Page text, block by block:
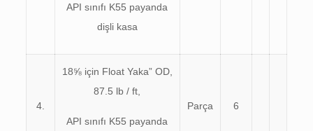
API sınıfı K55 payanda
dişli kasa
4.
18⅝ için Float Yaka” OD,
87.5 lb / ft,
API sınıfı K55 payanda
Parça 6